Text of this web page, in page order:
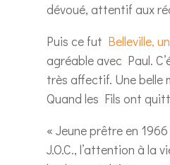
dévoué, attentif aux
Puis ce fut Belleville,
agréable avec Paul.
très affectif. Une belle
Quand les Fils ont
« Jeune prêtre en
J.O.C., l’attention à la